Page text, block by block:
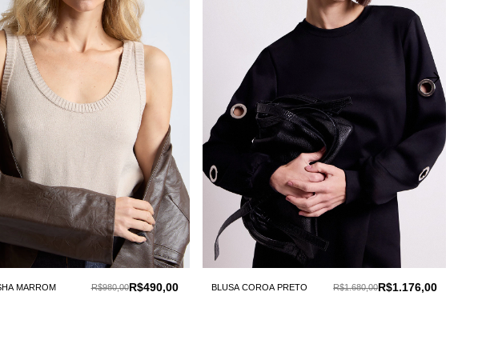
MARROM R$490,00
R$980,00 BLUSA COROA PRETO R$1.176,00
R$1.680,00